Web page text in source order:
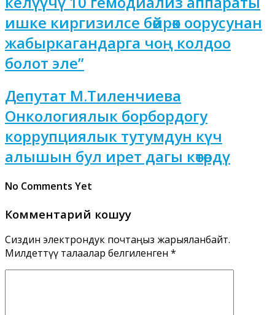
ишке киргизилсе бөйрөк оорусунан
жабыркагандарга чоң колдоо
болот эле”
Депутат М.Тиленчиева
Онкологиялык борбордогу
коррупциялык тутумдун күч
алышын бул ирет дагы көтөрдү
No Comments Yet
Комментарий кошуу
Сиздин электрондук почтаңыз жарыяланбайт.
Милдеттүү талаалар белгиленген *